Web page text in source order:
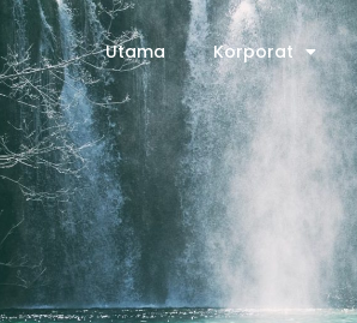
Utama Korporat